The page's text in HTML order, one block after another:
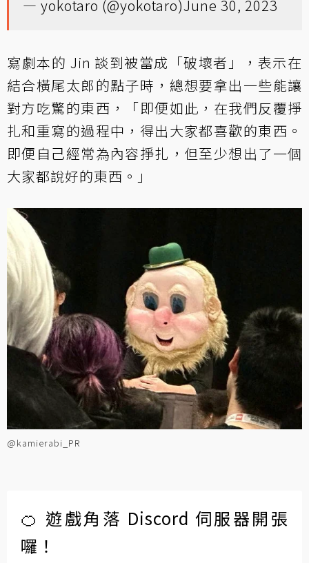
— yokotaro (@yokotaro)June 30, 2023
寫劇本的 Jin 談到被當成「破壞者」，表示在
結合橫尾太郎的點子時，總想要拿出一些能讓
對方吃驚的東西，「即便如此，在我們反覆掙
扎和重寫的過程中，得出大家都喜歡的東西。
即便自己經常為內容掙扎，但至少想出了一個
大家都說好的東西。」
@kamierabi_PR
🍊 遊戲角落 Discord 伺服器開張
囉！